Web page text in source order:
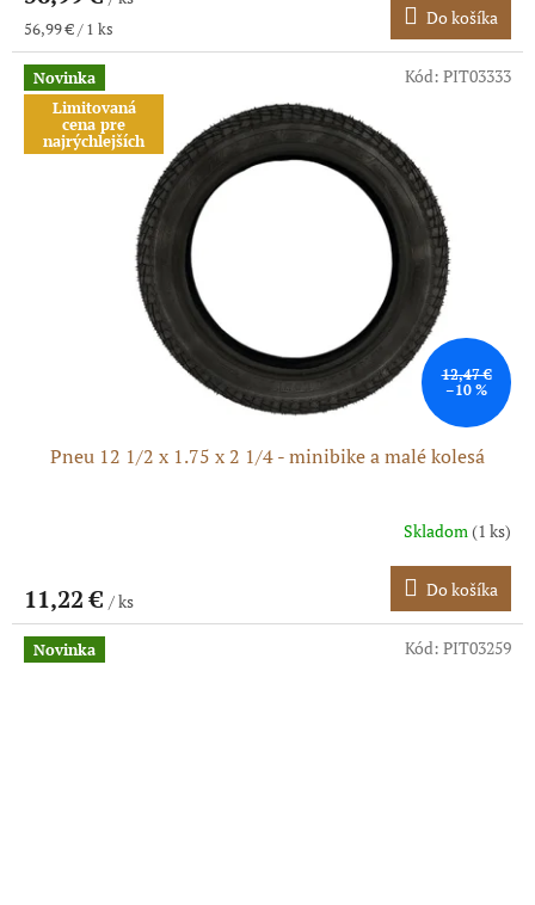
Jednotková
cena:
56,99 € / 1 ks Do košíka
Novinka
Limitovaná
cena pre
najrýchlejších
12,47 €
–10 %
Pneu 12 1/2 x 1.75 x 2 1/4 - minibike a malé kolesá
Skladom(1 ks)
11,22 € / ks
Do košíka
Kód: PIT03333
Novinka Kód: PIT03259